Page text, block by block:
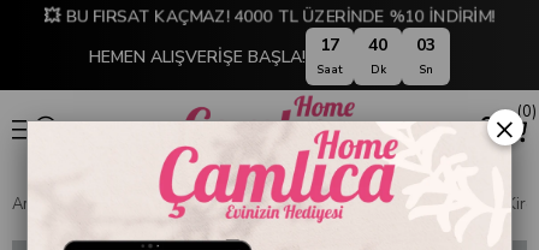
💥 BU FIRSAT KAÇMAZ! 4000 TL ÜZERİNDE %10 İNDİRİM!
HEMEN ALIŞVERİŞE BAŞLA! 17
Saat
40
Dk
02
Sn
0
Anasayfa EMAYE DÜNYASI Kaseler Emayra Emaye Kase 12 cm |
×